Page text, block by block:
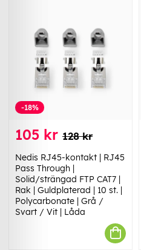
-18%
105 kr 128 kr
Nedis RJ45-kontakt | RJ45
Pass Through |
Solid/strängad FTP CAT7 |
Rak | Guldplaterad | 10 st. |
Polycarbonate | Grå /
Svart / Vit | Låda